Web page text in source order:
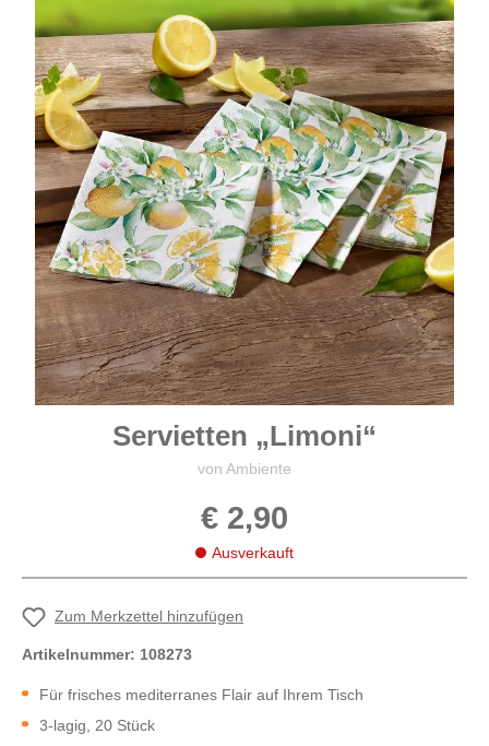
Servietten „Limoni“
von Ambiente
€ 2,90
Ausverkauft
Zum Merkzettel hinzufügen
Artikelnummer: 108273
Für frisches mediterranes Flair auf Ihrem Tisch
3-lagig, 20 Stück